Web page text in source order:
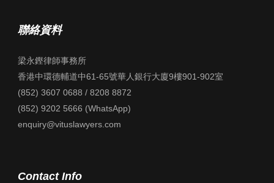
聯絡資料
梁永鏗律師事務所
香港中環德輔道中61-65號華人銀行大廈9樓901-902室
(852) 3607 0688 / 8208 8872
(852) 9202 5666 (WhatsApp)
enquiry@vituslawyers.com
Contact Info